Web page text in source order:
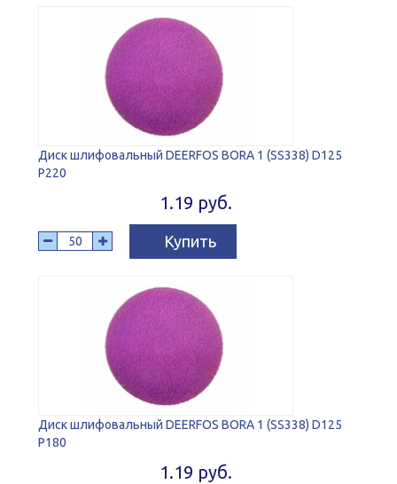
Диск шлифовальный DEERFOS BORA 1 (SS338) D125
P220
1.19 руб.
Купить
Диск шлифовальный DEERFOS BORA 1 (SS338) D125
P180
1.19 руб.